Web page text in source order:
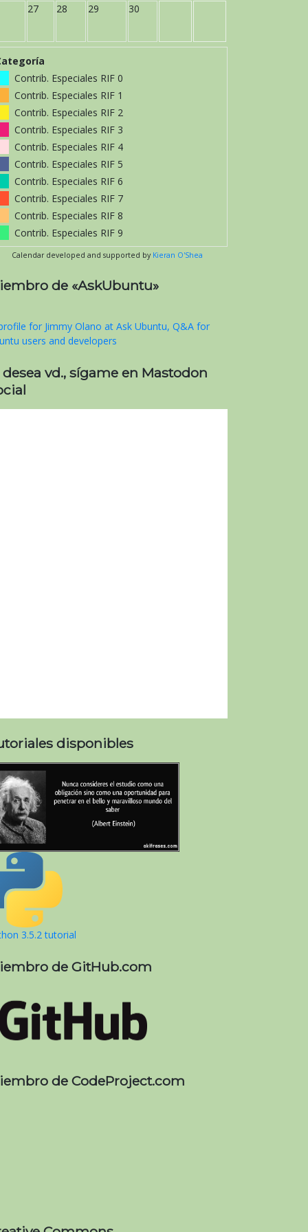
27 28 29 30
Contrib. Especiales RIF 0
Contrib. Especiales RIF 1
Contrib. Especiales RIF 2
Contrib. Especiales RIF 3
Contrib. Especiales RIF 4
Contrib. Especiales RIF 5
Contrib. Especiales RIF 6
Contrib. Especiales RIF 7
Contrib. Especiales RIF 8
Contrib. Especiales RIF 9
Calendar developed and supported by Kieran O'Shea
de «AskUbuntu»
desea vd., sígame en Mastodon
disponibles
3.5.2 tutorial
de GitHub.com
de CodeProject.com